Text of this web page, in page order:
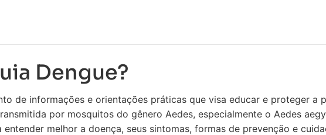
Dengue?
de informações e orientações práticas que visa educar e proteger a
por mosquitos do gênero Aedes, especialmente o Aedes
entender melhor a doença, seus sintomas, formas de prevenção e